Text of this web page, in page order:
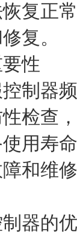
复正
复。
性
制器
检查
用寿
和维
器的